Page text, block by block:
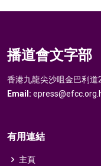
播道會文字部
香港九龍尖沙咀金巴利
Email:
有用連結
主頁